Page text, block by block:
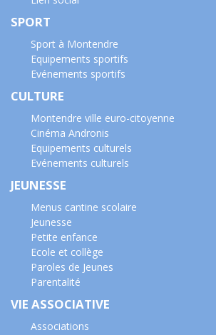
SPORT
Sport à Montendre
Equipements sportifs
Evénements sportifs
CULTURE
Montendre ville euro-citoyenne
Cinéma Andronis
Equipements culturels
Evénements culturels
JEUNESSE
Menus cantine scolaire
Jeunesse
Petite enfance
Ecole et collège
Paroles de Jeunes
Parentalité
VIE ASSOCIATIVE
Associations